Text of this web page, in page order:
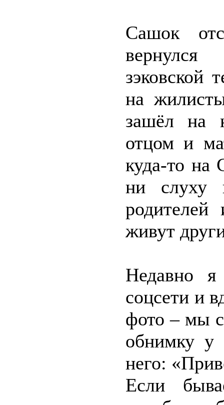
Сашок
зэковской
на
зашёл на
отцом и
куда-то на
ни слуху
живут
Недавно
соцсети и
фото – мы
обнимку у
него:
Если